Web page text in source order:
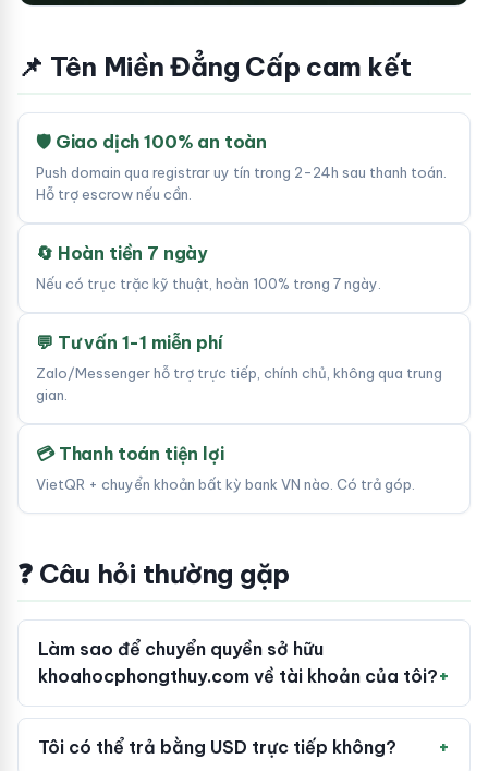
📌 Tên Miền Đẳng Cấp cam kết
🛡 Giao dịch 100% an toàn
Push domain qua registrar uy tín trong 2-24h sau thanh toán.
Hỗ trợ escrow nếu cần.
🔄 Hoàn tiền 7 ngày
Nếu có trục trặc kỹ thuật, hoàn 100% trong 7 ngày.
💬 Tư vấn 1-1 miễn phí
Zalo/Messenger hỗ trợ trực tiếp, chính chủ, không qua trung
gian.
💳 Thanh toán tiện lợi
VietQR + chuyển khoản bất kỳ bank VN nào. Có trả góp.
❓ Câu hỏi thường gặp
Làm sao để chuyển quyền sở hữu
khoahocphongthuy.com về tài khoản của tôi?
Tôi có thể trả bằng USD trực tiếp không?